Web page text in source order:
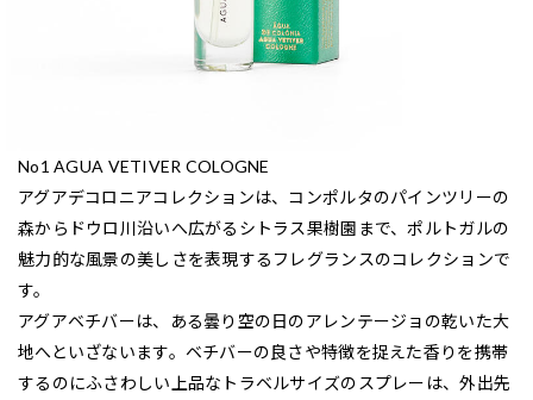
No1 AGUA VETIVER COLOGNE
アグアデコロニアコレクションは、コンポルタのパインツリーの
森からドウロ川沿いへ広がるシトラス果樹園まで、ポルトガルの
魅力的な風景の美しさを表現するフレグランスのコレクションで
す。
アグアベチバーは、ある曇り空の日のアレンテージョの乾いた大
地へといざないます。ベチバーの良さや特徴を捉えた香りを携帯
するのにふさわしい上品なトラベルサイズのスプレーは、外出先